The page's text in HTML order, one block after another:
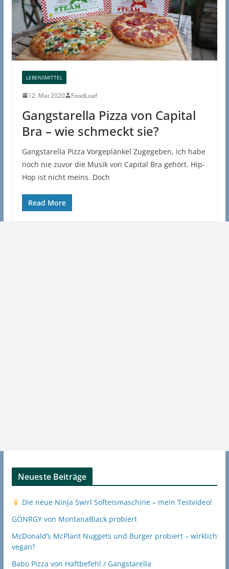
LEBENSMITTEL
12. Mai 2020 FoodLoaf
Gangstarella Pizza von Capital
Bra – wie schmeckt sie?
Gangstarella Pizza Vorgeplänkel Zugegeben, ich habe
noch nie zuvor die Musik von Capital Bra gehört. Hip-
Hop ist nicht meins. Doch
Read More
Neueste Beiträge
Die neue Ninja Swirl Softeismaschine – mein Testvideo!
GÖNRGY von MontanaBlack probiert
McDonald’s McPlant Nuggets und Burger probiert – wirklich
vegan?
Babo Pizza von Haftbefehl / Gangstarella